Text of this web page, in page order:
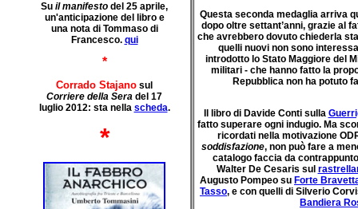
Su il manifesto del 25 aprile,
un'anticipazione del libro e
una nota di Tommaso di
Francesco. qui
*
Corrado Stajano sul
Corriere della Sera del 17
luglio 2012: sta nella scheda.
*
Questa seconda medaglia arriva
dopo oltre settant’anni, grazie al
che avrebbero dovuto chiederla
quelli nuovi non sono
introdotto lo Stato Maggiore del
militari - che hanno fatto la
Repubblica non ha potuto
Il libro di Davide Conti sulla
fatto superare ogni indugio. Ma
ricordati nella motivazione
soddisfazione, non può fare a
catalogo faccia da
Walter De Cesaris sul
Augusto Pompeo su Forte
Tasso, e con quelli di Silverio
Bandiera